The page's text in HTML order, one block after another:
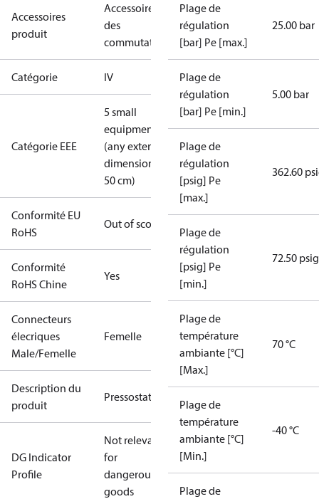
Accessoires
produit
Accessoires
des
commutateurs
Catégorie IV
Catégorie EEE
5 small
equipment
(any external
dimension <
50 cm)
Conformité EU
RoHS
Out of scope
Conformité
RoHS Chine
Yes
Connecteurs
élecriques
Male/Femelle
Femelle
Description du
produit
Pressostat
DG Indicator
Profile
Not relevant
for
dangerous
goods
Plage de
régulation
[bar] Pe [max.]
25.00 bar
Plage de
régulation
[bar] Pe [min.]
5.00 bar
Plage de
régulation
[psig] Pe
[max.]
362.60
Plage de
régulation
[psig] Pe
[min.]
72.50 psig
Plage de
température
ambiante [°C]
[Max.]
70 °C
Plage de
température
ambiante [°C]
[Min.]
-40 °C
Plage de